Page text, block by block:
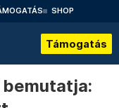
SHOP
Támogatás